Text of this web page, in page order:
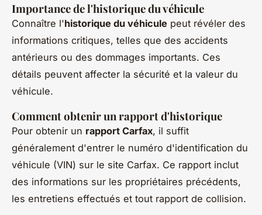
Importance de l'historique du véhicule
Connaître l'historique du véhicule peut révéler des
informations critiques, telles que des accidents
antérieurs ou des dommages importants. Ces
détails peuvent affecter la sécurité et la valeur du
véhicule.
Comment obtenir un rapport d'historique
Pour obtenir un rapport Carfax, il suffit
généralement d'entrer le numéro d'identification du
véhicule (VIN) sur le site Carfax. Ce rapport inclut
des informations sur les propriétaires précédents,
les entretiens effectués et tout rapport de collision.